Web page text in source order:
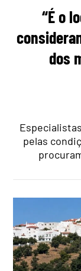
“É o
dos
pelas